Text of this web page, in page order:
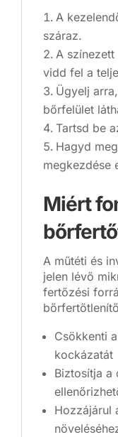
A
száraz.
A
vidd fel a
Ügyelj
bőrfelület
Tartsd be
Hagyd
megkezdése
Miért
A műtéti és
jelen lévő
fertőzési
Csökkenti
kockázatát
Biztosítja a
Hozzájárul